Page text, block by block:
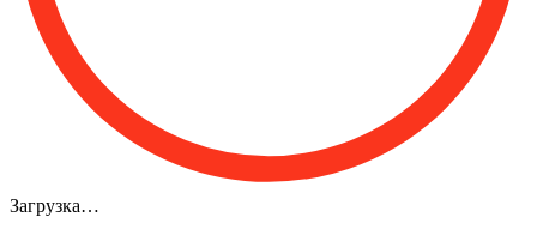
Загрузка…